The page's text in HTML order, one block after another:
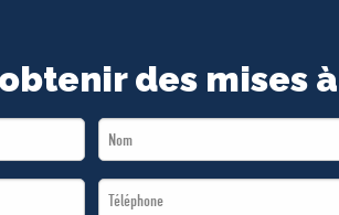
des mises
Last
Name
Téléphone